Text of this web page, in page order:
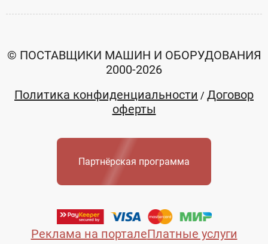
Реклама на порталеПлатные услуги
© ПОСТАВЩИКИ МАШИН И ОБОРУДОВАНИЯ
2000-2026
Политика конфиденциальности / Договор
оферты
Партнёрская программа